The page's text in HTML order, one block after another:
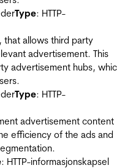
Type: HTTP-
that allows third party
advertisement. This
advertisement hubs,
Type: HTTP-
advertisement content
efficiency of the ads and
: HTTP-informasjonskapsel